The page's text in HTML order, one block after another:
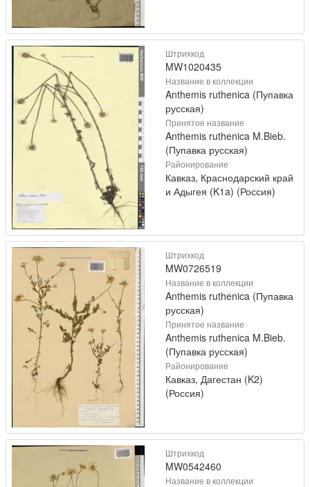
Штрихкод
MW1020435
Название в коллекции
Anthemis ruthenica (Пупавка
русская)
Принятое название
Anthemis ruthenica M.Bieb.
(Пупавка русская)
Районирование
Кавказ, Краснодарский край
и Адыгея (K1a) (Россия)
Штрихкод
MW0726519
Название в коллекции
Anthemis ruthenica (Пупавка
русская)
Принятое название
Anthemis ruthenica M.Bieb.
(Пупавка русская)
Районирование
Кавказ, Дагестан (K2)
(Россия)
Штрихкод
MW0542460
Название в коллекции